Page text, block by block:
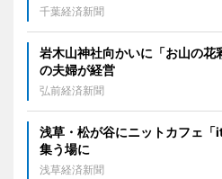
千葉経済新聞
岩木山神社向かいに「お山の
の夫婦が経営
弘前経済新聞
浅草・松が谷にニットカフェ
集う場に
浅草経済新聞